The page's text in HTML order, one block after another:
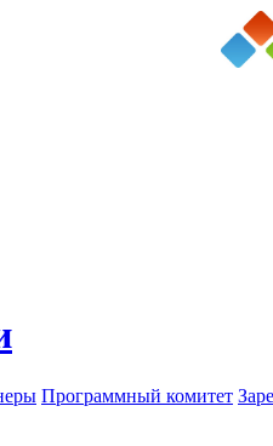
Программный комитет